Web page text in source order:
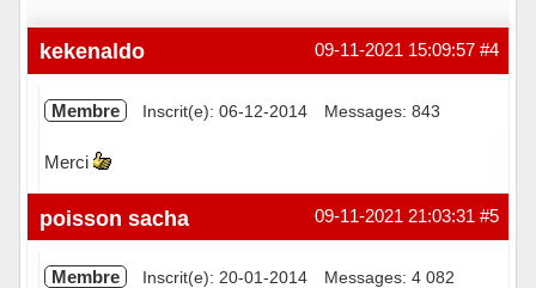
#4
09-11-2021 15:09:57
kekenaldo
Membre Inscrit(e): 06-12-2014 Messages: 843
Merci
Hors ligne #5
09-11-2021 21:03:31
poisson sacha
Membre Inscrit(e): 20-01-2014 Messages: 4 082